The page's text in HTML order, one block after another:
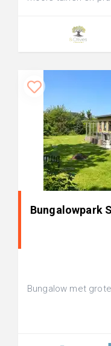
Bungalowpark
Bungalow met